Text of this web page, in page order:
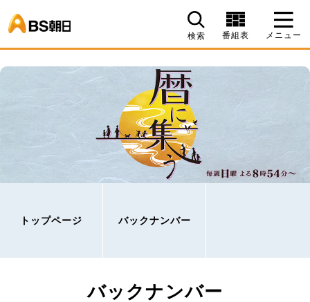
検索 番組表 メニュー
トップページ バックナンバー
バックナンバー